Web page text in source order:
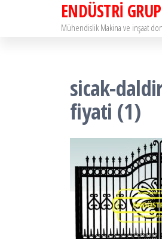
ENDÜSTRİ
Mühendislik Makina ve inşaat
sicak-
fiyati (1)